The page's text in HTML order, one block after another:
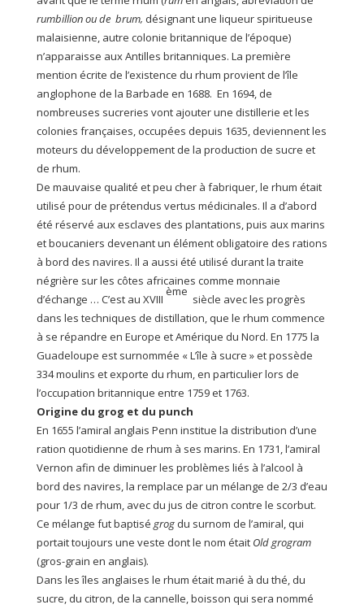
rumbillion ou de brum, désignant une liqueur spiritueuse
malaisienne, autre colonie britannique de l’époque)
n’apparaisse aux Antilles britanniques. La première
mention écrite de l’existence du rhum provient de l’île
anglophone de la Barbade en 1688. En 1694, de
nombreuses sucreries vont ajouter une distillerie et les
colonies françaises, occupées depuis 1635, deviennent les
moteurs du développement de la production de sucre et
de rhum.
De mauvaise qualité et peu cher à fabriquer, le rhum était
utilisé pour de prétendus vertus médicinales. Il a d’abord
été réservé aux esclaves des plantations, puis aux marins
et boucaniers devenant un élément obligatoire des rations
à bord des navires. Il a aussi été utilisé durant la traite
négrière sur les côtes africaines comme monnaie
d’échange … C’est au XVIII
ème
siècle avec les progrès
dans les techniques de distillation, que le rhum commence
à se répandre en Europe et Amérique du Nord. En 1775 la
Guadeloupe est surnommée « L’île à sucre » et possède
334 moulins et exporte du rhum, en particulier lors de
l’occupation britannique entre 1759 et 1763.
Origine du grog et du punch
En 1655 l’amiral anglais Penn institue la distribution d’une
ration quotidienne de rhum à ses marins. En 1731, l’amiral
Vernon afin de diminuer les problèmes liés à l’alcool à
bord des navires, la remplace par un mélange de 2/3 d’eau
pour 1/3 de rhum, avec du jus de citron contre le scorbut.
Ce mélange fut baptisé grogdu surnom de l’amiral, qui
portait toujours une veste dont le nom étaitOld grogram
(gros-grain en anglais).
Dans les îles anglaises le rhum était marié à du thé, du
sucre, du citron, de la cannelle, boisson qui sera nommé